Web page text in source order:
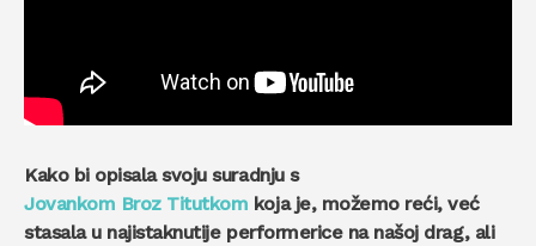
Kako bi opisala svoju suradnju s
Jovankom Broz Titutkom koja je, možemo reći, već
stasala u najistaknutije performerice na našoj drag, ali